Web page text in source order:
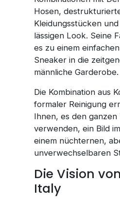
Hosen,
Kleidungsstücken
lässigen Look. Seine
es zu einem
Sneaker in die
männliche Garderobe.
Die Kombination aus
formaler Reinigung
Ihnen, es den ganzen
verwenden, ein Bild
einem nüchternen,
unverwechselbaren
Die Vision
Italy